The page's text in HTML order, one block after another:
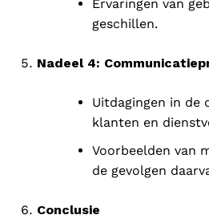
Ervaringen van
geschillen.
Nadeel 4:
Uitdagingen in de
klanten en
Voorbeelden van
de gevolgen
Conclusie